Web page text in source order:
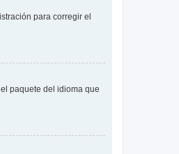
para corregir el
paquete del idioma que